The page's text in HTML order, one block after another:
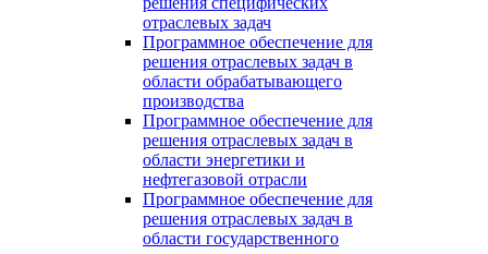
отраслевых задач
Программное обеспечение для
решения отраслевых задач в
области обрабатывающего
производства
Программное обеспечение для
решения отраслевых задач в
области энергетики и
нефтегазовой отрасли
Программное обеспечение для
решения отраслевых задач в
области государственного